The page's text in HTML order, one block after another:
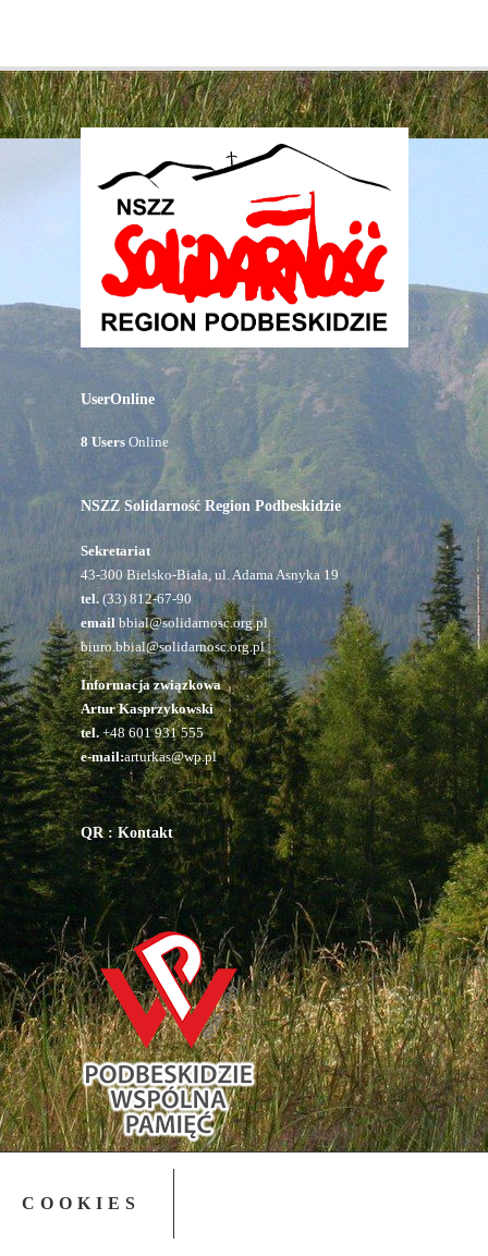
COOKIES
UserOnline
8 UsersOnline
NSZZ Solidarność Region Podbeskidzie
Sekretariat
43-300 Bielsko-Biała, ul. Adama Asnyka 19
tel.(33) 812-67-90
email bbial@solidarnosc.org.pl
biuro.bbial@solidarnosc.org.pl
Informacja związkowa
Artur Kasprzykowski
tel.+48 601 931 555
e-mail:arturkas@wp.pl
QR : Kontakt